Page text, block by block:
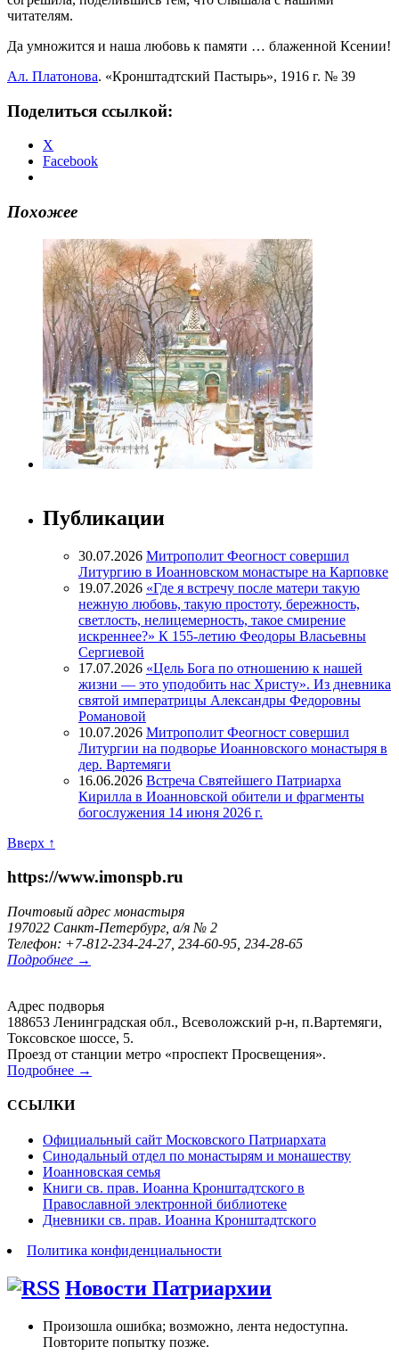
читателям.
Да умножится и наша любовь к памяти … блаженной Ксении!
Ал. Платонова. «Кронштадтский Пастырь», 1916 г. № 39
Поделиться ссылкой:
X
Facebook
Похожее
Публикации
30.07.2026 Митрополит Феогност совершил
Литургию в Иоанновском монастыре на Карповке
19.07.2026 «Где я встречу после матери такую
нежную любовь, такую простоту, бережность,
светлость, нелицемерность, такое смирение
искреннее?» К 155-летию Феодоры Власьевны
Сергиевой
17.07.2026 «Цель Бога по отношению к нашей
жизни — это уподобить нас Христу». Из дневника
святой императрицы Александры Федоровны
Романовой
10.07.2026 Митрополит Феогност совершил
Литургии на подворье Иоанновского монастыря в
дер. Вартемяги
16.06.2026 Встреча Святейшего Патриарха
Кирилла в Иоанновской обители и фрагменты
богослужения 14 июня 2026 г.
Вверх ↑
https://www.imonspb.ru
Почтовый адрес монастыря
197022 Санкт-Петербург, а/я № 2
Телефон: +7-812-234-24-27, 234-60-95, 234-28-65
Подробнее →
Адрес подворья
188653 Ленинградская обл., Всеволожский р-н, п.Вартемяги,
Токсовское шоссе, 5.
Проезд от станции метро «проспект Просвещения».
Подробнее →
ССЫЛКИ
Официальный сайт Московского Патриархата
Синодальный отдел по монастырям и монашеству
Иоанновская семья
Книги св. прав. Иоанна Кронштадтского в
Православной электронной библиотеке
Дневники св. прав. Иоанна Кронштадтского
Политика конфиденциальности
Новости Патриархии
Произошла ошибка; возможно, лента недоступна.
Повторите попытку позже.